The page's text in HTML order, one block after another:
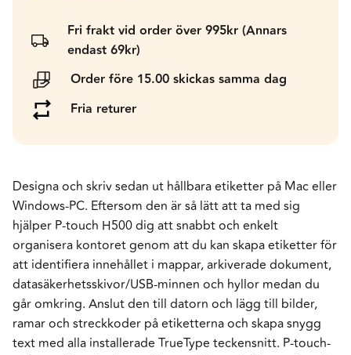
Fri frakt vid order över 995kr (Annars
endast 69kr)
Order före 15.00 skickas samma dag
Fria returer
Designa och skriv sedan ut hållbara etiketter på Mac eller
Windows-PC. Eftersom den är så lätt att ta med sig
hjälper P-touch H500 dig att snabbt och enkelt
organisera kontoret genom att du kan skapa etiketter för
att identifiera innehållet i mappar, arkiverade dokument,
datasäkerhetsskivor/USB-minnen och hyllor medan du
går omkring. Anslut den till datorn och lägg till bilder,
ramar och streckkoder på etiketterna och skapa snygg
text med alla installerade TrueType teckensnitt. P-touch-